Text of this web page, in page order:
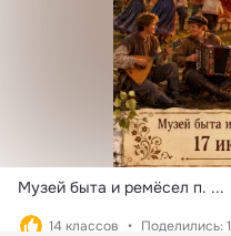
Музей быта и ремёсел п. ...
14 классов Поделились: 1